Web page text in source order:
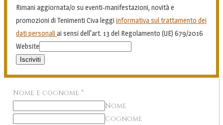
Rimani aggiornata/o su eventi-manifestazioni, novità e
promozioni di Tenimenti Civa leggi informativa sul trattamento dei
dati personali ai sensi dell'art. 13 del Regolamento (UE) 679/2016
Website
Iscriviti
Nome e cognome *
Nome
Cognome